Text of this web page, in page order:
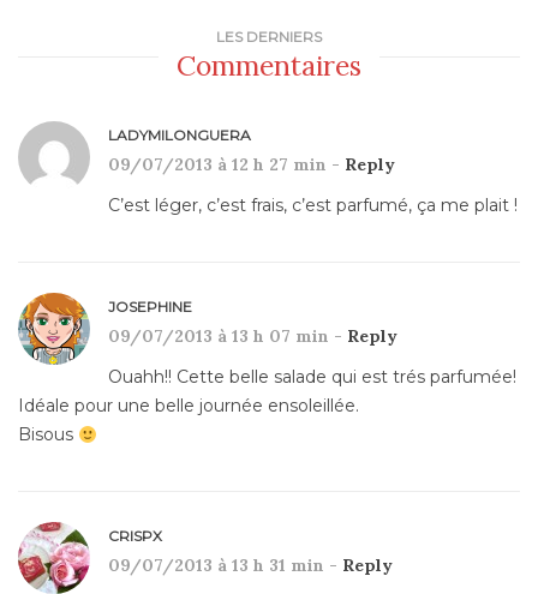
LES DERNIERS
Commentaires
LADYMILONGUERA
09/07/2013 à 12 h 27 min - Reply
C’est léger, c’est frais, c’est parfumé, ça me plait !
JOSEPHINE
09/07/2013 à 13 h 07 min - Reply
Ouahh!! Cette belle salade qui est trés parfumée!
Idéale pour une belle journée ensoleillée.
Bisous
CRISPX
09/07/2013 à 13 h 31 min - Reply